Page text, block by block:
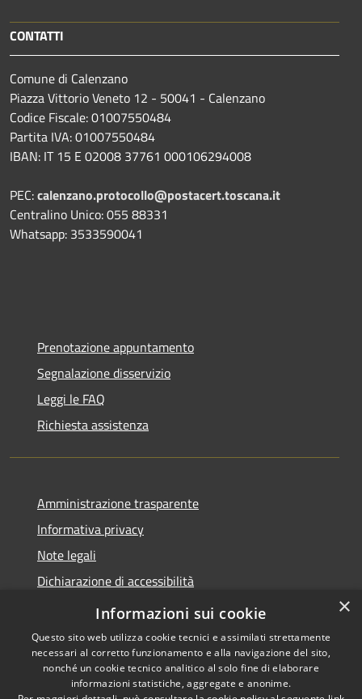
CONTATTI
Comune di Calenzano
Piazza Vittorio Veneto 12 - 50041 - Calenzano
Codice Fiscale: 01007550484
Partita IVA: 01007550484
IBAN: IT 15 E 02008 37761 000106294008
PEC:calenzano.protocollo@postacert.toscana.it
Centralino Unico: 055 88331
Whatsapp: 3533590041
Prenotazione appuntamento
Segnalazione disservizio
Leggi le FAQ
Richiesta assistenza
Amministrazione trasparente
Informativa privacy
Note legali
Dichiarazione di accessibilità
Statistiche Web
Copyright © 2026 • Comune di
×
Informazioni sui cookie
Questo sito web utilizza cookie tecnici e assimilati strettamente
necessari al corretto funzionamento e alla navigazione del sito,
nonché un cookie tecnico analitico al solo fine di elaborare
informazioni statistiche, aggregate e anonime.